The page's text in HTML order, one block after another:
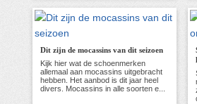
Dit zijn de mocassins van dit seizoen